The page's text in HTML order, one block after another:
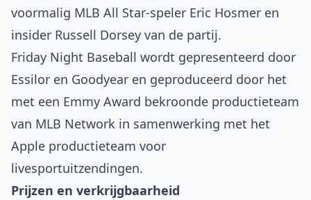
voormalig MLB All Star-speler Eric Hosmer en
insider Russell Dorsey van de partij.
Friday Night Baseball wordt gepresenteerd door
Essilor en Goodyear en geproduceerd door het
met een Emmy Award bekroonde productieteam
van MLB Network in samenwerking met het
Apple productieteam voor
livesportuitzendingen.
Prijzen en verkrijgbaarheid